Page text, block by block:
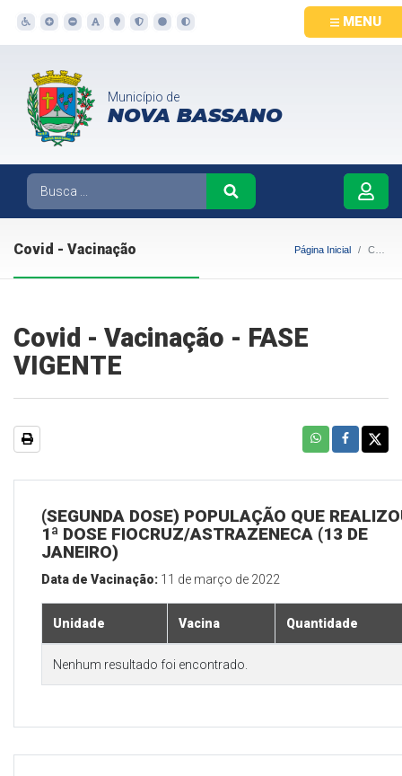
MENU
Município de
NOVA BASSANO
Covid - Vacinação Página Inicial Covid - Vacinação
Covid - Vacinação - FASE
VIGENTE
(SEGUNDA DOSE) POPULAÇÃO QUE
1ª DOSE FIOCRUZ/ASTRAZENECA (13 DE
JANEIRO)
Data de Vacinação: 11 de março de 2022
Unidade Vacina Quantidade
Nenhum resultado foi encontrado.